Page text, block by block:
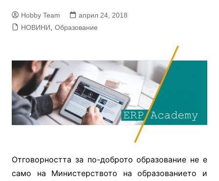
Hobby Team
април 24, 2018
НОВИНИ
Образование
Отговорността за по-доброто образование не е
само на Министерството на образованието и